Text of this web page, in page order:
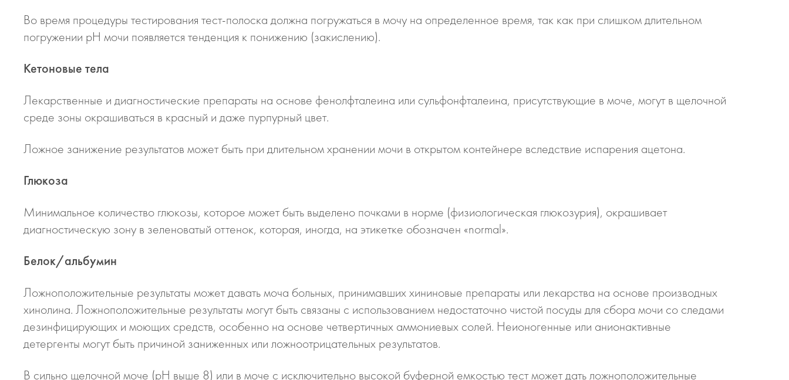
Во время процедуры тестирования тест-полоска должна погружаться в мочу на определенное время, так как при слишком длительном
погружении рН мочи появляется тенденция к понижению (закислению).
Кетоновые тела
Лекарственные и диагностические препараты на основе фенолфталеина или сульфонфталеина, присутствующие в моче, могут в щелочной
среде зоны окрашиваться в красный и даже пурпурный цвет.
Ложное занижение результатов может быть при длительном хранении мочи в открытом контейнере вследствие испарения ацетона.
Глюкоза
Минимальное количество глюкозы, которое может быть выделено почками в норме (физиологическая глюкозурия), окрашивает
диагностическую зону в зеленоватый оттенок, которая, иногда, на этикетке обозначен «normal».
Белок/альбумин
Ложноположительные результаты может давать моча больных, принимавших хининовые препараты или лекарства на основе производных
хинолина. Ложноположительные результаты могут быть связаны с использованием недостаточно чистой посуды для сбора мочи со следами
дезинфицирующих и моющих средств, особенно на основе четвертичных аммониевых солей. Неионогенные или анионактивные
детергенты могут быть причиной заниженных или ложноотрицательных результатов.
В сильно щелочной моче (рН выше 8) или в моче с исключительно высокой буферной емкостью тест может дать ложноположительные